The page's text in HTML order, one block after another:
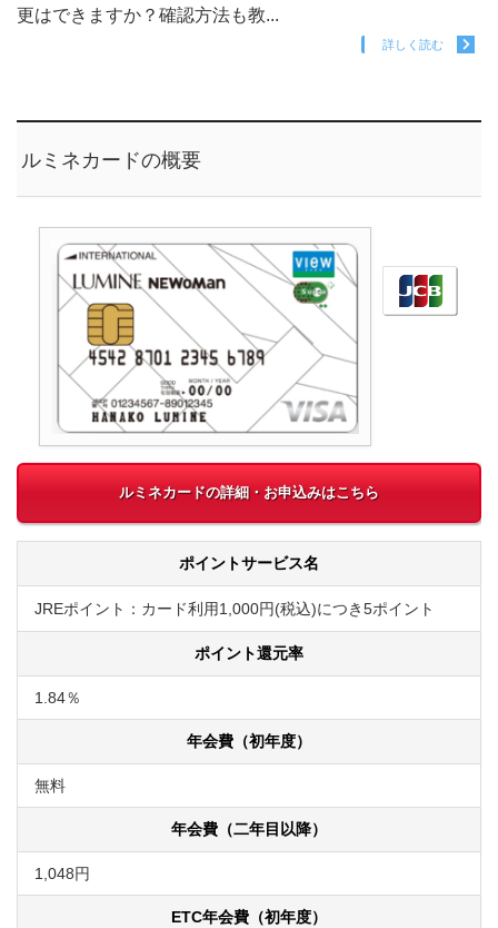
更はできますか？確認方法も教...
詳しく読む
ルミネカードの概要
ルミネカードの詳細・お申込みはこちら
ポイントサービス名
JREポイント：カード利用1,000円(税込)につき5ポイント
ポイント還元率
1.84％
年会費（初年度）
無料
年会費（二年目以降）
1,048円
ETC年会費（初年度）